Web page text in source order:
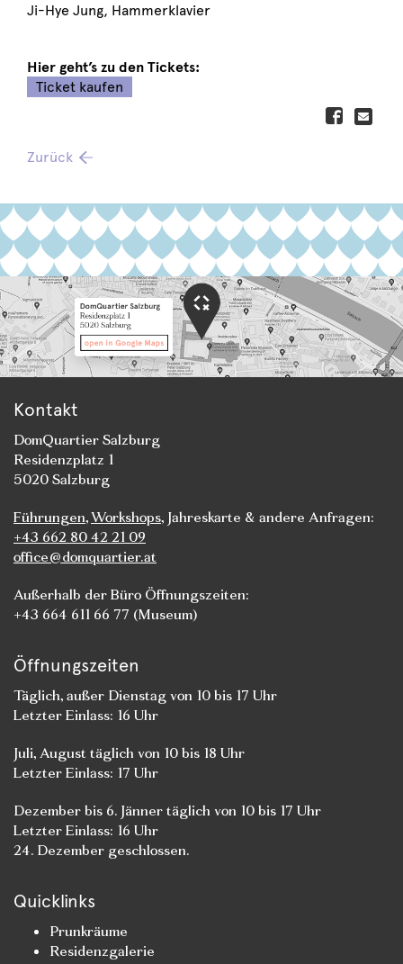
Ji-Hye Jung, Hammerklavier
Hier geht’s zu den Tickets:
Ticket kaufen
Zurück
Kontakt
DomQuartier Salzburg
Residenzplatz 1
5020 Salzburg
Führungen,Workshops, Jahreskarte & andere Anfragen:
+43 662 80 42 21 09
office@domquartier.at
Außerhalb der Büro Öffnungszeiten:
+43 664 611 66 77 (Museum)
Öffnungszeiten
Täglich, außer Dienstag von 10 bis 17 Uhr
Letzter Einlass: 16 Uhr
Juli, August täglich von 10 bis 18 Uhr
Letzter Einlass: 17 Uhr
Dezember bis 6. Jänner täglich von 10 bis 17 Uhr
Letzter Einlass: 16 Uhr
24. Dezember geschlossen.
Quicklinks
Prunkräume
Residenzgalerie